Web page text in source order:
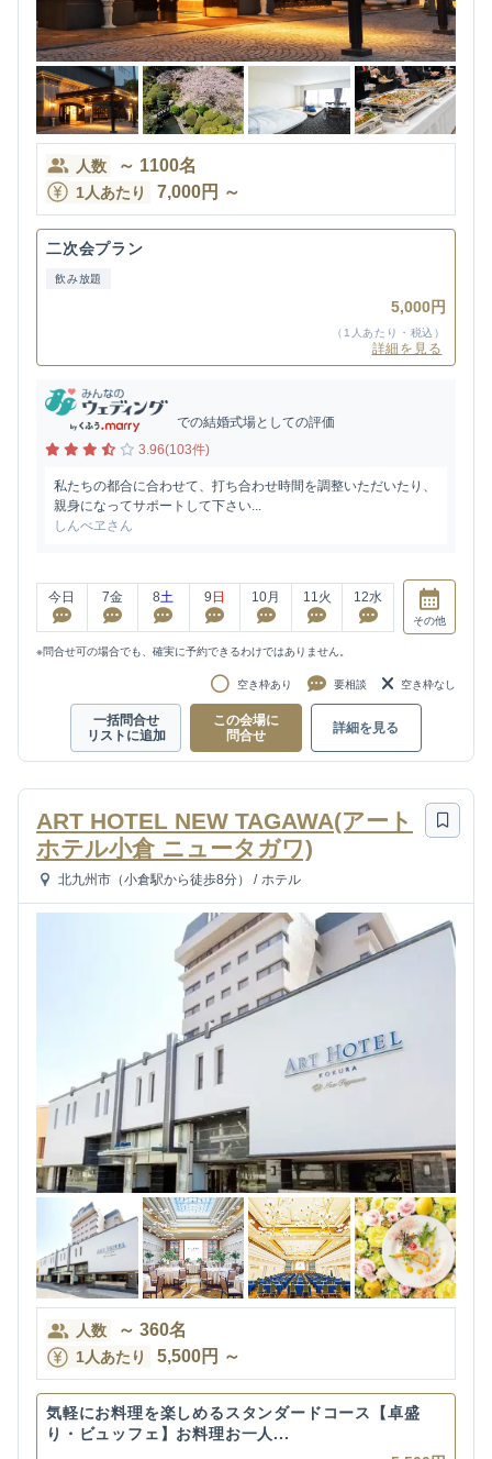
人数 ～ 1100名
1人あたり 7,000円 ～
二次会プラン
飲み放題
5,000円
（1人あたり・税込）
詳細を見る
での結婚式場としての評価
3.96(103件)
私たちの都合に合わせて、打ち合わせ時間を調整いただいたり、
親身になってサポートして下さい...
しんべヱさん
今日 7金 8土 9 日 10月 11 火 12水
その他
※問合せ可の場合でも、確実に予約できるわけではありません。
空き枠あり 要相談 空き枠なし
一括問合せ
リストに追加
この会場に
問合せ
詳細を見る
ART HOTEL NEW TAGAWA(アート
ホテル小倉 ニュータガワ)
北九州市（小倉駅から徒歩8分） / ホテル
人数 ～ 360名
1人あたり 5,500円 ～
気軽にお料理を楽しめるスタンダードコース【卓盛
り・ビュッフェ】お料理お一人...